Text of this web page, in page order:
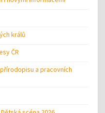
králů
ČR
a pracovních